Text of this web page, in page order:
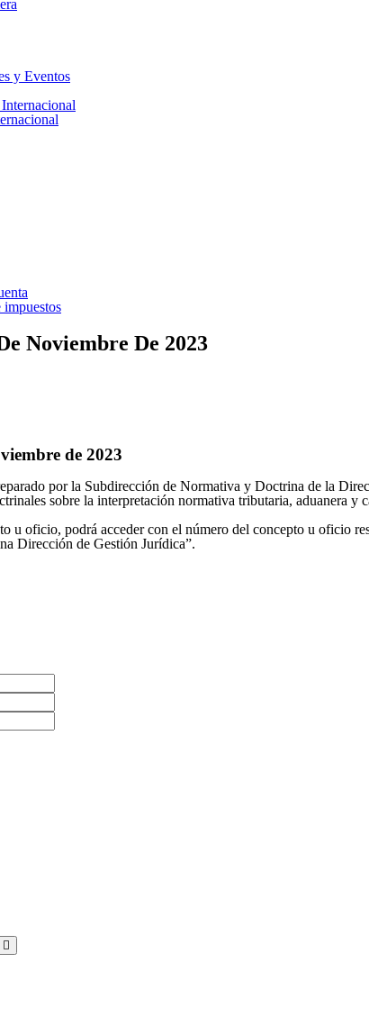
y Eventos
Noviembre De 2023
de 2023
por la Subdirección de Normativa y Doctrina de la
sobre la interpretación normativa tributaria, aduanera y
u oficio, podrá acceder con el número del concepto u oficio
Dirección de Gestión Jurídica”.